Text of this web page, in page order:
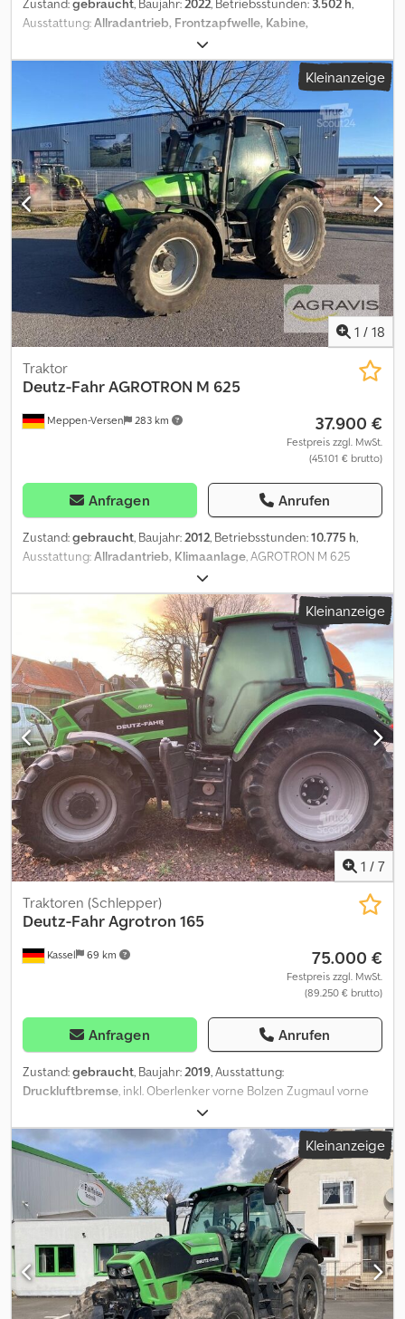
Zustand:gebraucht, Baujahr:2022, Betriebsstunden: 3.502 h,
Ausstattung:Allradantrieb, Frontzapfwelle, Kabine,
, AGROTRON 7250 TTV 010 Gebr. Deutz Fahr
Allradschlepper, Warrior Ausstattung 020 Kabine, Heizung,
Lüftung, Klimatronic, Luftsitz, Radio 030 Lenkradverstellung,
Multifunktionsarmlehne, Joystick, Terminal 040
Arbeitsscheinwerfer vorn/hinten LED, Elektr. Spiegel 050
Kabinenfederung, GPS Lenksystem RTK 060 Vorderachsfederung
070 Frontkraftheber, Frontzapfwelle, ISOBUS Front 080 Externe
Bedienung FKH, 1x DW Front 090 1x DW Front 100 Heckhubwerk
mit EHR, Zapfwelle 540 E/1000 110 4x DW Heck, elektrohydraulisch,
Power Beyond 120 Hydr. Oberlenker, Autom. AHK Heck 130
Externe Bedienung Hubwerk, Zapfwelle, Steuerventil Crodpfsyvl
Aiox Ag Hsf 140 VA: 600/65 R30 BKT 150 HA: 710/70 R42 BKT
Kleinanzeige
1 / 18
Meppen-Versen 283 km
Traktor
Deutz-FahrAGROTRON M 625
37.900 €
Festpreis zzgl. MwSt.
(45.101 € brutto)
Anfragen Anrufen
Zustand:gebraucht, Baujahr:2012, Betriebsstunden:10.775 h,
Ausstattung:Allradantrieb, Klimaanlage, AGROTRON M 625
(0010) gebr. Deutz-Fahr Agrotron M 625 (0020)
Vorderachsfederung (0030) Lastschaltgetriebe (0040)
Wendeschaltung (0050) Anzahl der Zylinder Motor: 6 (0060)
Allrad (0070) Druckluftbremsanlage: 1 + 2 Leiter (0080) AHK:
Höhenverstellbar (0090) EHR Heck (0100) Fronthydraulik:
Standard (0110) Frontzapfwelle (0120) Externe Bedienung
Zapfwelle Crjdpfjy Hdyhex Ag Hof (0130) Load-Sensing (0140)
Oberlenker Heck: Mechanisch (0150) Power Beyond (Anschluss
Ext.) (0160) Steuergeräte Front (EW / DW): Steuergeräte Heck: 4
(0180) Zapfwelle: 540/540 E/100000E (0190) Klimaanlage (0200)
Luftsitz (0210) Radio (0220) Vollkabine (0230)
Multifunktionsarmlehne (0240) Arbeitsscheinwerfer hinten:
Halogen (0250) Arbeitsscheinwerfer vorne: Halogen (0260)
Rundumleuchte R28 Michelin R38 Michelin
Kleinanzeige
1 / 7
Kassel 69 km
Traktoren (Schlepper)
Deutz-FahrAgrotron 165
75.000 €
Festpreis zzgl. MwSt.
(89.250 € brutto)
Anfragen Anrufen
Zustand:gebraucht, Baujahr:2019, Ausstattung:
Druckluftbremse, inkl. Oberlenker vorne Bolzen Zugmaul vorne
Oberlenker hinten auto. / Anhängemaul K80 1/4 Dieseltank 1/2 Ad
blue / Crjdpfx Agjtdm Dye Hjf
Kleinanzeige